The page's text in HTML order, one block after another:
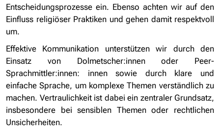
Entscheidungsprozesse ein. Ebenso achten wir auf den
Einfluss religiöser Praktiken und gehen damit respektvoll
um.
Effektive Kommunikation unterstützen wir durch den
Einsatz von Dolmetscher:innen oder Peer-
Sprachmittler:innen: innen sowie durch klare und
einfache Sprache, um komplexe Themen verständlich zu
machen. Vertraulichkeit ist dabei ein zentraler Grundsatz,
insbesondere bei sensiblen Themen oder rechtlichen
Unsicherheiten.